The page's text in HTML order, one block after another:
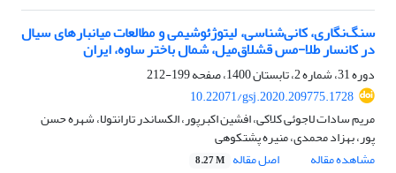
سنگ‌نگاری، کانی‌شناسی، لیتوژئوشیمی و مطالعات میانبارهای سیال
در کانسار طلا-مس قشلاق‌میل، شمال باختر ساوه، ایران
دوره 31، شماره 2، تابستان 1400، صفحه
199-212
10.22071/gsj.2020.209775.1728
مریم سادات لاجوئی کلاکی، افشین اکبرپور، الکساندر تارانتولا، شهره حسن
پور، بهزاد محمدی، منیره پشتکوهی
مشاهده مقاله
اصل مقاله 8.27 M